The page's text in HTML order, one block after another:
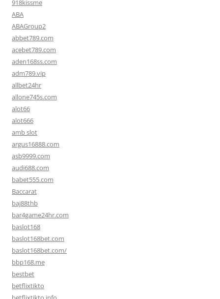
918kissme
ABA
ABAGroup2
abbet789.com
acebet789.com
aden168ss.com
adm789.vip
allbet24hr
allone745s.com
alot66
alot666
amb slot
argus16888.com
asb9999.com
audi688.com
babet555.com
Baccarat
baj88thb
bar4game24hr.com
baslot168
baslot168bet.com
baslot168bet.com/
bbp168.me
bestbet
betflixtikto